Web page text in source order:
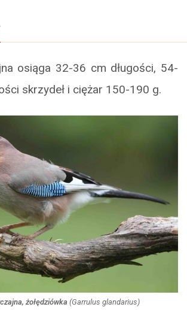
osiąga 32-36 cm długości, 54-
skrzydeł i ciężar 150-190 g.
żołędziówka (Garrulus glandarius)